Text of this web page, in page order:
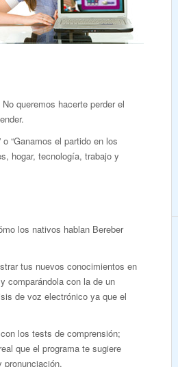
queremos hacerte perder el
“Ganamos el partido en los
hogar, tecnología, trabajo y
los nativos hablan Bereber
tus nuevos conocimientos en
comparándola con la de un
de voz electrónico ya que el
los tests de comprensión;
que el programa te sugiere
pronunciación.